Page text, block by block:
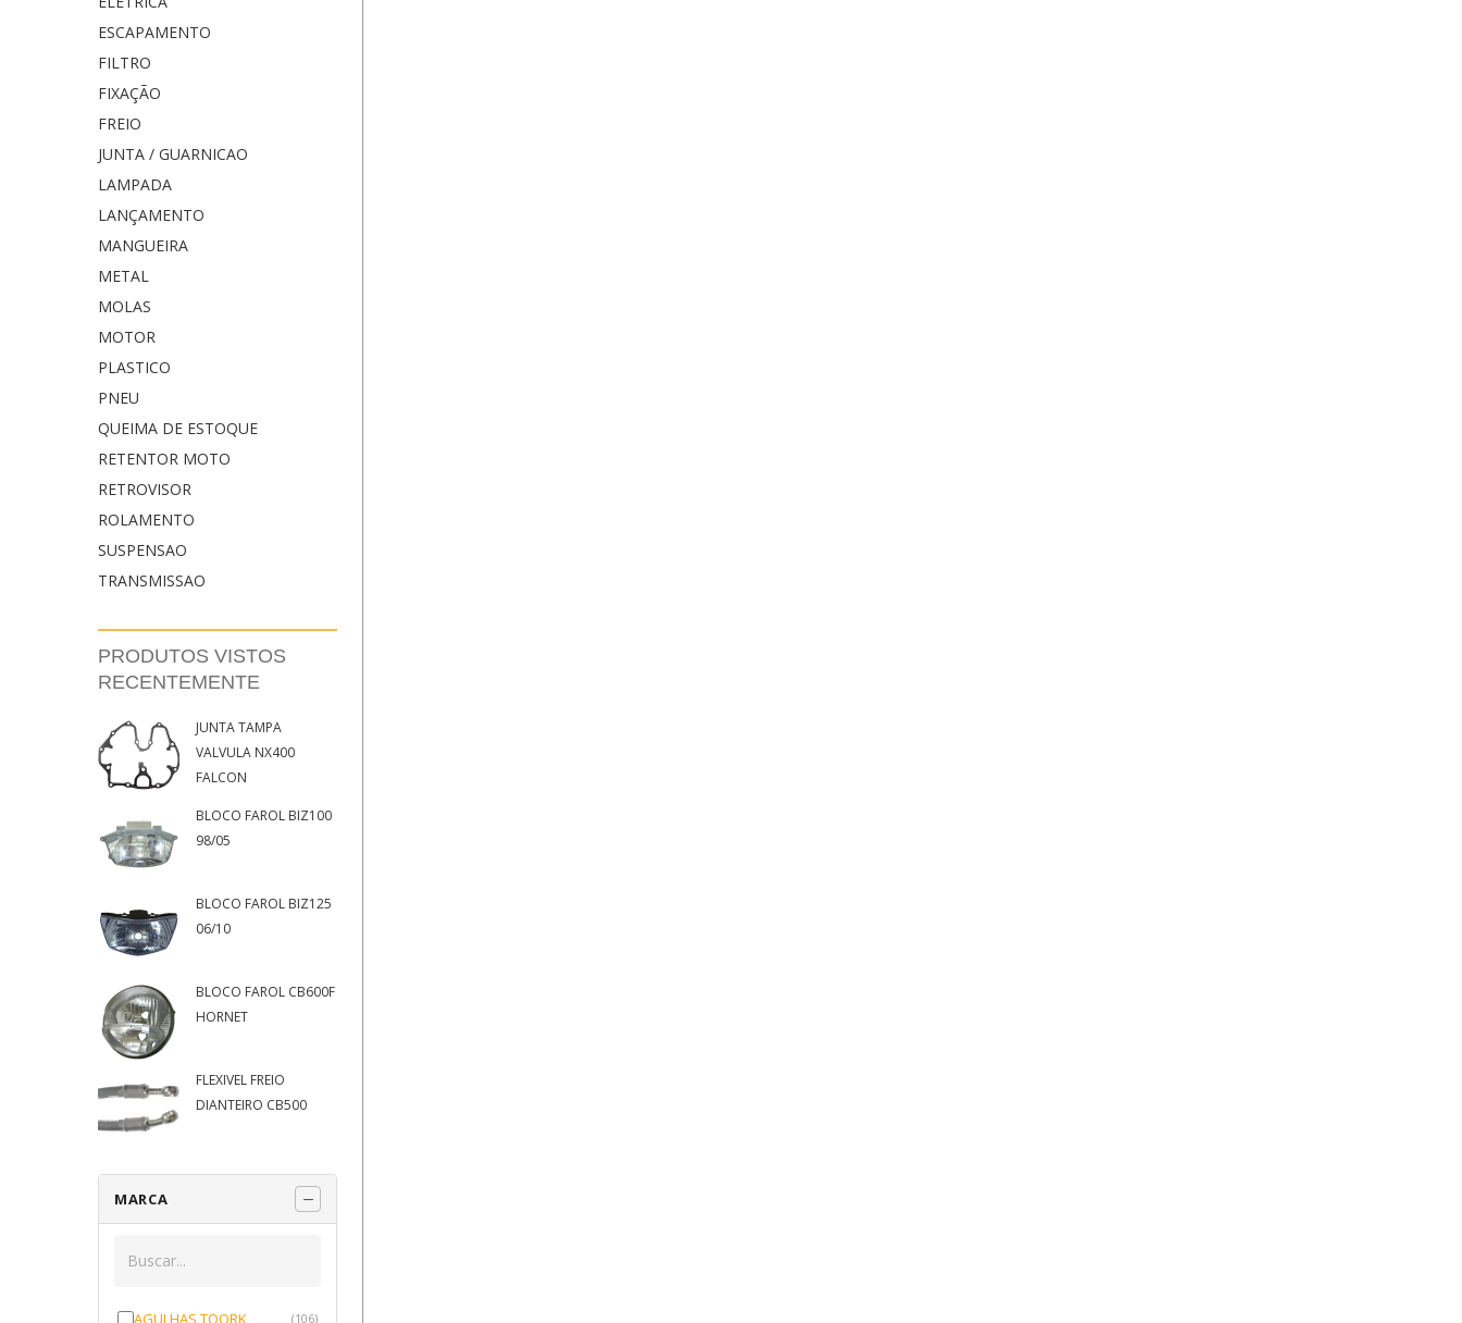
ESCAPAMENTO
FILTRO
FIXAÇÃO
FREIO
JUNTA / GUARNICAO
LAMPADA
LANÇAMENTO
MANGUEIRA
METAL
MOLAS
MOTOR
PLASTICO
PNEU
QUEIMA DE ESTOQUE
RETENTOR MOTO
RETROVISOR
ROLAMENTO
SUSPENSAO
TRANSMISSAO
PRODUTOS VISTOS
RECENTEMENTE
JUNTA TAMPA
VALVULA NX400
FALCON
BLOCO FAROL BIZ100
98/05
BLOCO FAROL BIZ125
06/10
BLOCO FAROL CB600F
HORNET
FLEXIVEL FREIO
DIANTEIRO CB500
MARCA
AGULHAS TOORK (106)